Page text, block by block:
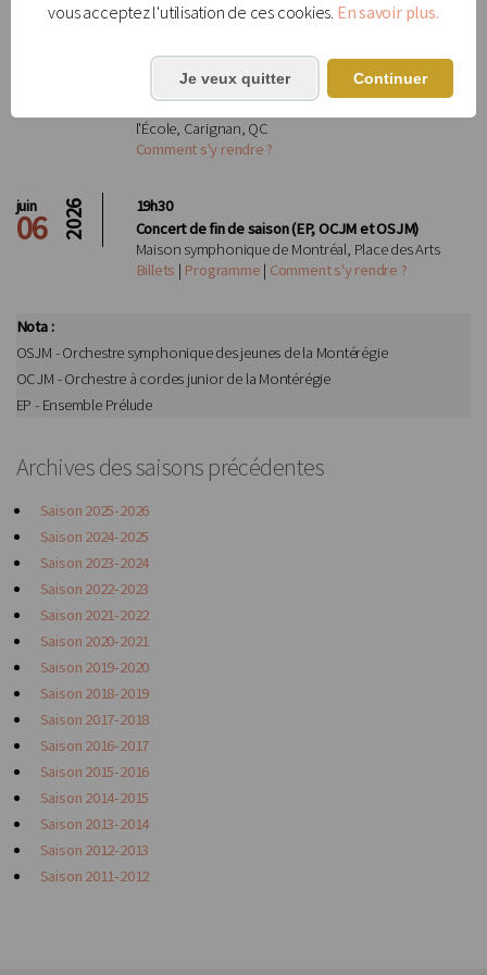
Comment s'y rendre ?
15h00
Concert préparatoire (EP et OCJM)
Centre multifonctionnel de Carignan, 1555, rue de
l'École, Carignan, QC
Comment s'y rendre ?
06
juin 2026
19h30
Concert de fin de saison (EP, OCJM et OSJM)
Maison symphonique de Montréal, Place des Arts
Billets | Programme | Comment s'y rendre ?
Nota :
OSJM - Orchestre symphonique des jeunes de la Montérégie
OCJM - Orchestre à cordes junior de la Montérégie
EP - Ensemble Prélude
Archives des saisons précédentes
Saison 2025-2026
Saison 2024-2025
Saison 2023-2024
Saison 2022-2023
Saison 2021-2022
Saison 2020-2021
Saison 2019-2020
Saison 2018-2019
Saison 2017-2018
Saison 2016-2017
Saison 2015-2016
Saison 2014-2015
Saison 2013-2014
Saison 2012-2013
Saison 2011-2012
vous acceptez l'utilisation de ces cookies. En savoir plus.
Je veux quitter Continuer